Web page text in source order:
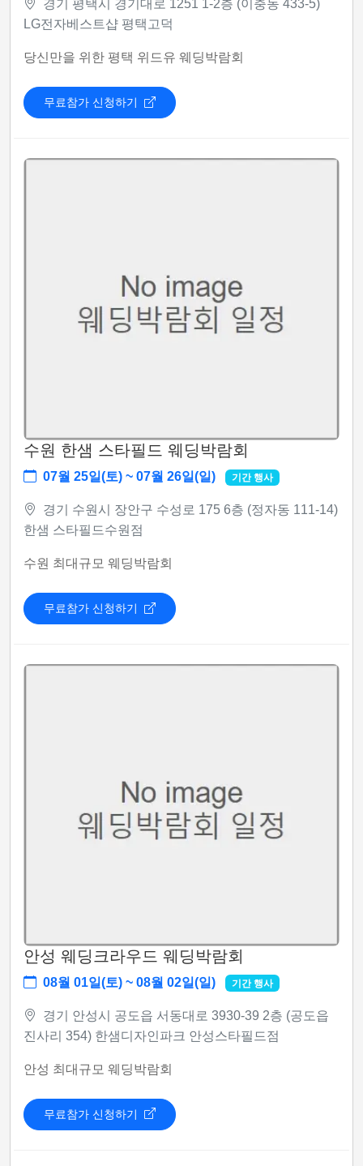
경기 평택시 경기대로 1251 1-2층 (이충동 433-5)
LG전자베스트샵 평택고덕
당신만을 위한 평택 위드유 웨딩박람회
무료참가 신청하기
수원 한샘 스타필드 웨딩박람회
07월 25일(토) ~ 07월 26일(일) 기간 행사
경기 수원시 장안구 수성로 175 6층 (정자동 111-14)
한샘 스타필드수원점
수원 최대규모 웨딩박람회
무료참가 신청하기
안성 웨딩크라우드 웨딩박람회
08월 01일(토) ~ 08월 02일(일) 기간 행사
경기 안성시 공도읍 서동대로 3930-39 2층 (공도읍
진사리 354) 한샘디자인파크 안성스타필드점
안성 최대규모 웨딩박람회
무료참가 신청하기